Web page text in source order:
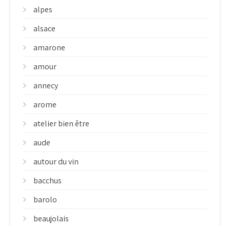
alpes
alsace
amarone
amour
annecy
arome
atelier bien être
aude
autour du vin
bacchus
barolo
beaujolais